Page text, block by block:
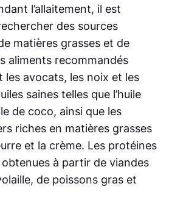
l’allaitement, il est
des sources
matières grasses et de
aliments recommandés
les avocats, les noix et les
saines telles que l’huile
de coco, ainsi que les
riches en matières grasses
et la crème. Les protéines
à partir de viandes
de poissons gras et